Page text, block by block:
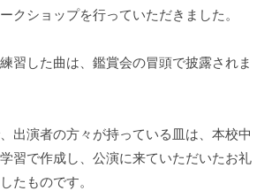
クショップを行っていただきました。
習した曲は、鑑賞会の冒頭で披露されま
出演者の方々が持っている皿は、本校中
習で作成し、公演に来ていただいたお礼
たものです。